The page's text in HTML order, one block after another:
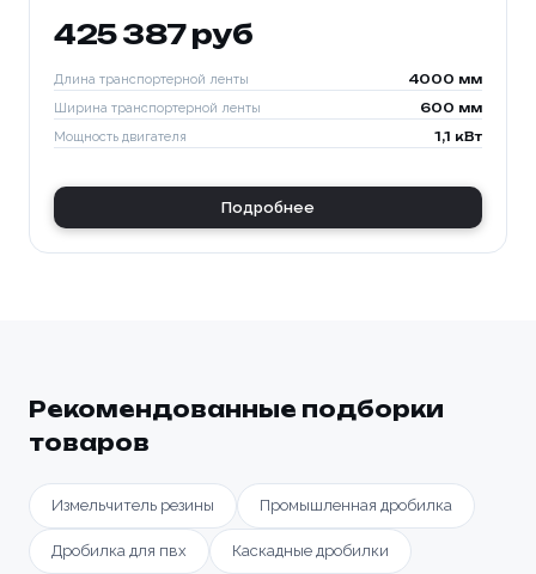
425 387 руб
Длина транспортерной ленты 4000 мм
Ширина транспортерной ленты 600 мм
Мощность двигателя 1,1 кВт
Подробнее
Рекомендованные подборки
товаров
Измельчитель резины Промышленная дробилка
Дробилка для пвх Каскадные дробилки